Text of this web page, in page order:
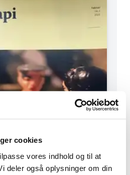
cookies
vores indhold og til at
deler også oplysninger om din